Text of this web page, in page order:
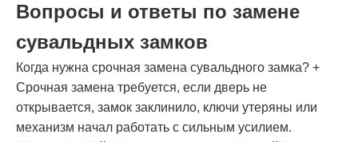
Вопросы и ответы по замене
сувальдных замков
Когда нужна срочная замена сувальдного замка? +
Срочная замена требуется, если дверь не
открывается, замок заклинило, ключи утеряны или
механизм начал работать с сильным усилием.